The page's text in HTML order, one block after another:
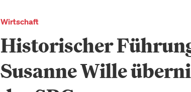
Wirtschaft
Historischer
Susanne Wille